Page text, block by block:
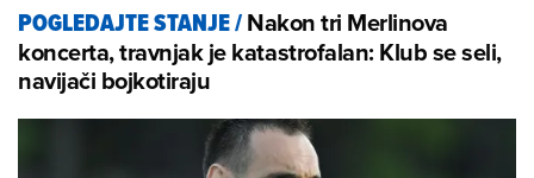
POGLEDAJTE STANJE/Nakon tri Merlinova
koncerta, travnjak je katastrofalan: Klub se seli,
navijači bojkotiraju